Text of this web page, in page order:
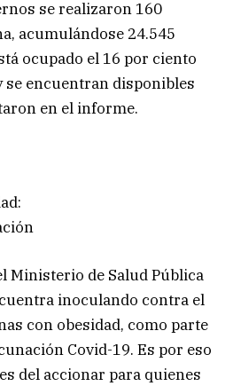
se realizaron 160
acumulándose 24.545
ocupado el 16 por ciento
se encuentran disponibles
en el informe.
Ministerio de Salud Pública
inoculando contra el
con obesidad, como parte
Covid-19. Es por eso
del accionar para quienes